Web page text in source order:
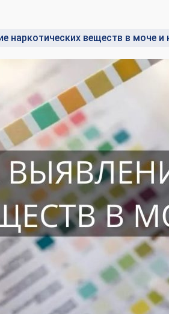
наркотических веществ в моче и